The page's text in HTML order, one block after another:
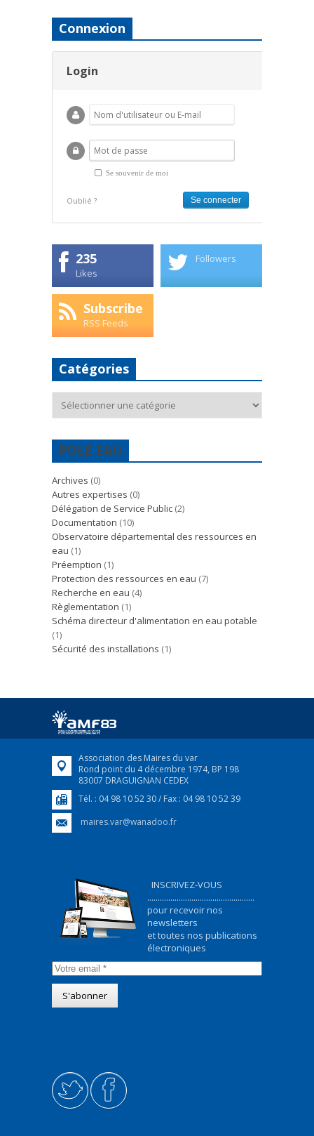
Connexion
Login
Se souvenir de moi
Oublié ?
235
Likes
Followers
Subscribe
RSS Feeds
Catégories
POLE EAU
Archives (0)
Autres expertises (0)
Délégation de Service Public (2)
Documentation (10)
Observatoire départemental des ressources en
eau (1)
Préemption (1)
Protection des ressources en eau (7)
Recherche en eau (4)
Règlementation (1)
Schéma directeur d'alimentation en eau potable
(1)
Sécurité des installations (1)
Association des Maires du var
Rond point du 4 décembre 1974, BP 198
83007 DRAGUIGNAN CEDEX
Tél. : 04 98 10 52 30 / Fax : 04 98 10 52 39
maires.var@wanadoo.fr
INSCRIVEZ-VOUS
...................................................
pour recevoir nos
newsletters
et toutes nos publications
électroniques